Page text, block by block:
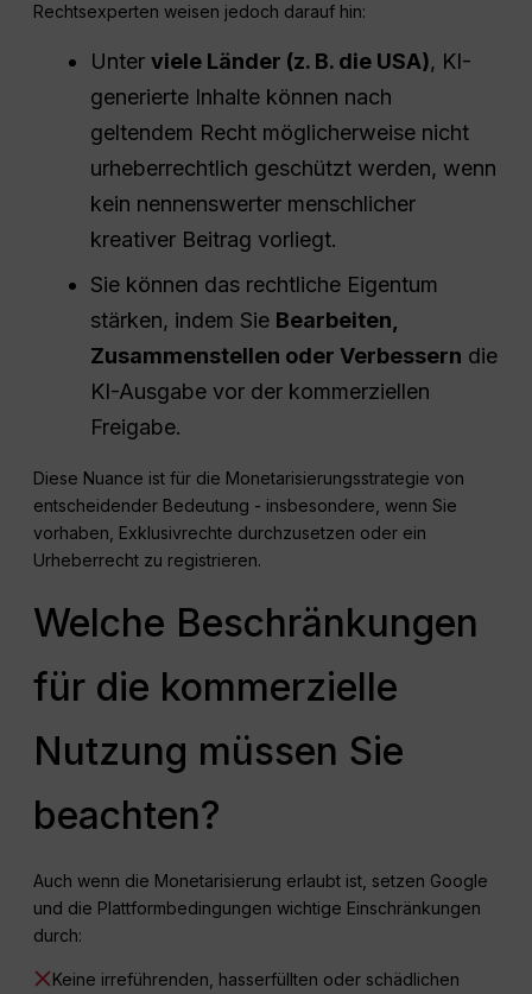
Rechtsexperten weisen jedoch darauf hin:
Unterviele Länder (z. B. die USA), KI-
generierte Inhalte können nach
geltendem Recht möglicherweise nicht
urheberrechtlich geschützt werden, wenn
kein nennenswerter menschlicher
kreativer Beitrag vorliegt.
Sie können das rechtliche Eigentum
stärken, indem Sie Bearbeiten,
Zusammenstellen oder Verbessern die
KI-Ausgabe vor der kommerziellen
Freigabe.
Diese Nuance ist für die Monetarisierungsstrategie von
entscheidender Bedeutung - insbesondere, wenn Sie
vorhaben, Exklusivrechte durchzusetzen oder ein
Urheberrecht zu registrieren.
Welche Beschränkungen
für die kommerzielle
Nutzung müssen Sie
beachten?
Auch wenn die Monetarisierung erlaubt ist, setzen Google
und die Plattformbedingungen wichtige Einschränkungen
durch:
Keine irreführenden, hasserfüllten oder schädlichen